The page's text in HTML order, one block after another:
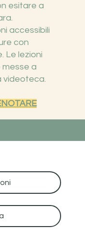
esitare a
accessibili
con
Le lezioni
a
videoteca.